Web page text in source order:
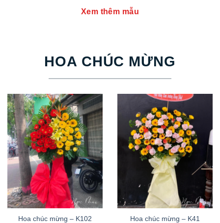
Xem thêm mẫu
HOA CHÚC MỪNG
Hoa chúc mừng – K102
Hoa chúc mừng – K41